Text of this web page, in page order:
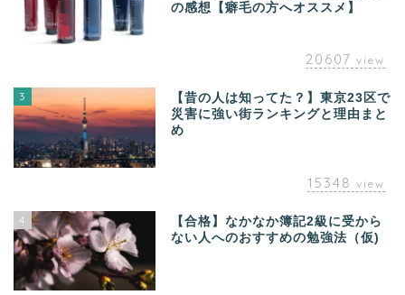
の感想【癖毛の方へオススメ】
20607 view
3
【昔の人は知ってた？】東京23区で
災害に強い街ランキングと理由まと
め
15348 view
4
【合格】なかなか簿記2級に受から
ない人へのおすすめの勉強法（仮)